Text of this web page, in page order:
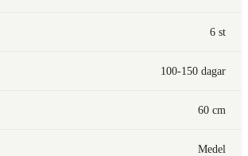
6 st
100-150 dagar
60 cm
Medel